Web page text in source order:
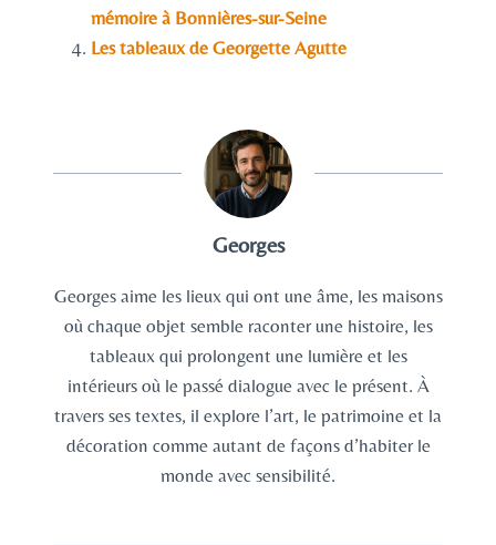
mémoire à Bonnières-sur-Seine
Les tableaux de Georgette Agutte
Georges
Georges aime les lieux qui ont une âme, les maisons
où chaque objet semble raconter une histoire, les
tableaux qui prolongent une lumière et les
intérieurs où le passé dialogue avec le présent. À
travers ses textes, il explore l’art, le patrimoine et la
décoration comme autant de façons d’habiter le
monde avec sensibilité.